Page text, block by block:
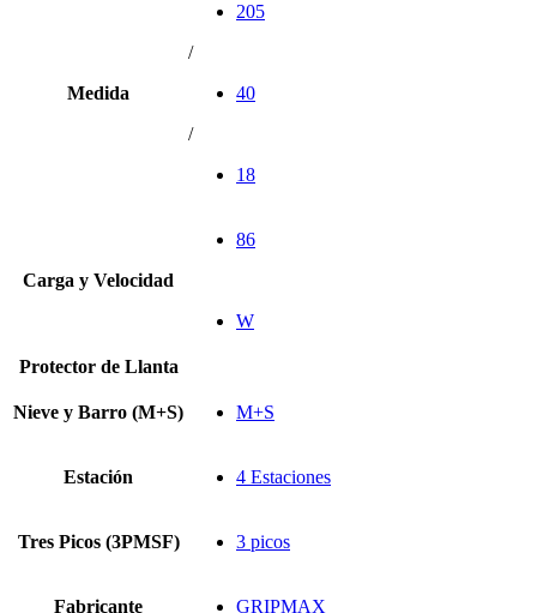
Medida
205
/
40
/
18
Carga y Velocidad
86
W
Protector de Llanta
Nieve y Barro (M+S) M+S
Estación 4 Estaciones
Tres Picos (3PMSF) 3 picos
Fabricante GRIPMAX